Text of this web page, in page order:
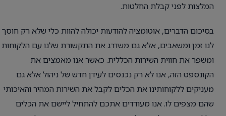
המלצות לפני קבלת החלטות.
בסיכום הדברים, אוטומציה להודעות יכולה להוות כלי שלא רק חוסך
לנו זמן ומשאבים, אלא גם משדרג את התקשורת שלנו עם הלקוחות
ומשפר את חווית השירות הכללית. כאשר אנו מאמצים את
הקונספט הזה, אנו לא רק נכנסים לעידן חדש של ניהול אלא גם
מעניקים ללקוחותינו את הכלים לקבל את השירות המהיר והאיכותי
שהם מצפים לו. אנו מעודדים אתכם להתחיל ליישם את הכלים